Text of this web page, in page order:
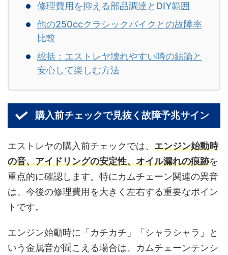
修理費用を抑える部品調達とDIY範囲
他の250ccクラシックバイクとの故障率
比較
総括：エストレヤ壊れやすい噂の結論と
安心して楽しむ方法
購入前チェックで見抜く故障予兆サイン
エストレヤの購入前チェックでは、 エンジン始動時
の音、アイドリングの安定性、オイル漏れの痕跡を
重点的に確認します。特にカムチェーン関連の異音
は、今後の修理費用を大きく左右する重要なポイン
トです。
エンジン始動時に「カチカチ」「シャラシャラ」と
いう金属音が聞こえる場合は、カムチェーンテンシ